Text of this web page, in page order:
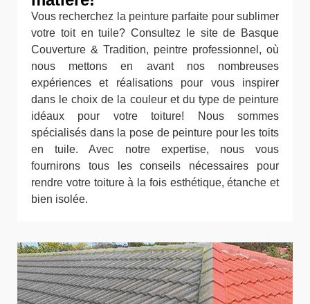
Vous recherchez la peinture parfaite pour sublimer
votre toit en tuile? Consultez le site de Basque
Couverture & Tradition, peintre professionnel, où
nous mettons en avant nos nombreuses
expériences et réalisations pour vous inspirer
dans le choix de la couleur et du type de peinture
idéaux pour votre toiture! Nous sommes
spécialisés dans la pose de peinture pour les toits
en tuile. Avec notre expertise, nous vous
fournirons tous les conseils nécessaires pour
rendre votre toiture à la fois esthétique, étanche et
bien isolée.